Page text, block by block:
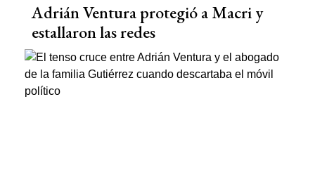
Adrián Ventura protegió a Macri y
estallaron las redes